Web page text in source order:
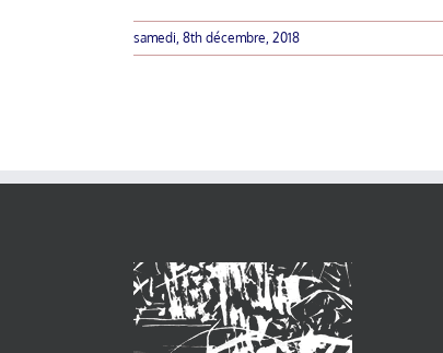
samedi, 8th décembre, 2018